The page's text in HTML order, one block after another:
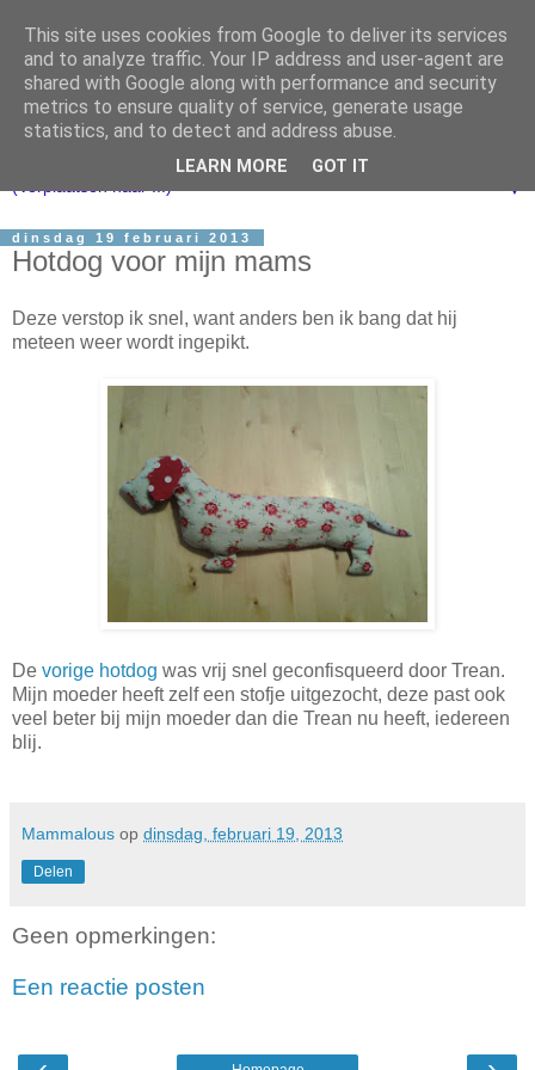
▼
dinsdag 19 februari 2013
Hotdog voor mijn mams
Deze verstop ik snel, want anders ben ik bang dat hij
meteen weer wordt ingepikt.
De vorige hotdog was vrij snel geconfisqueerd door Trean.
Mijn moeder heeft zelf een stofje uitgezocht, deze past ook
veel beter bij mijn moeder dan die Trean nu heeft, iedereen
blij.
Mammalous op dinsdag, februari 19, 2013
Delen
Geen opmerkingen:
Een reactie posten
This site uses cookies from Google to deliver its services
and to analyze traffic. Your IP address and user-agent are
shared with Google along with performance and security
metrics to ensure quality of service, generate usage
statistics, and to detect and address abuse.
LEARN MORE GOT IT